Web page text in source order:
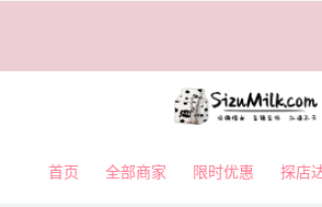
首页 全部商家 限时优惠 探店